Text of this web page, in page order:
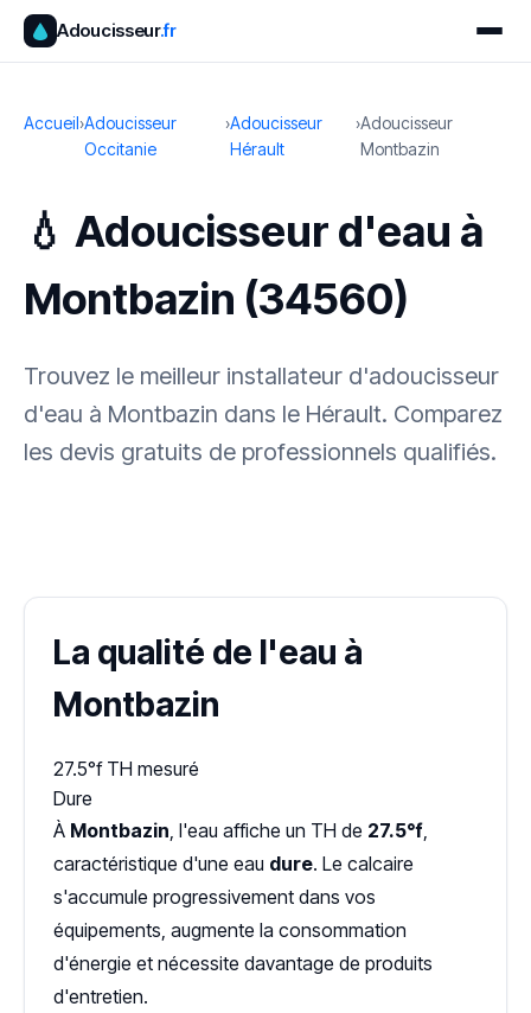
Adoucisseur.fr
Accueil›Adoucisseur
Occitanie
›Adoucisseur
Hérault
›Adoucisseur
Montbazin
💧 Adoucisseur d'eau à
Montbazin (34560)
Trouvez le meilleur installateur d'adoucisseur
d'eau à Montbazin dans le Hérault. Comparez
les devis gratuits de professionnels qualifiés.
La qualité de l'eau à
Montbazin
27.5°f TH mesuré
Dure
À Montbazin, l'eau affiche un TH de 27.5°f,
caractéristique d'une eau dure. Le calcaire
s'accumule progressivement dans vos
équipements, augmente la consommation
d'énergie et nécessite davantage de produits
d'entretien.